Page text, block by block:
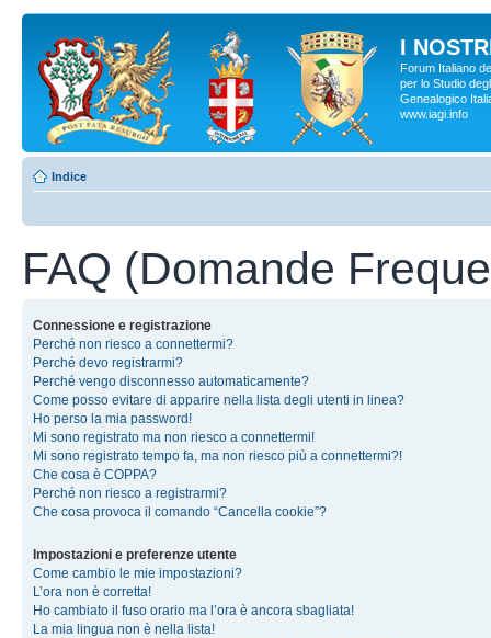
I
Forum Italiano
per lo Studio
Genealogico
www.iagi.info
Indice
FAQ (Domande
Connessione e registrazione
Perché non riesco a connettermi?
Perché devo registrarmi?
Perché vengo disconnesso automaticamente?
Come posso evitare di apparire nella lista degli utenti in linea?
Ho perso la mia password!
Mi sono registrato ma non riesco a connettermi!
Mi sono registrato tempo fa, ma non riesco più a connettermi?!
Che cosa è COPPA?
Perché non riesco a registrarmi?
Che cosa provoca il comando “Cancella cookie”?
Impostazioni e preferenze utente
Come cambio le mie impostazioni?
L’ora non è corretta!
Ho cambiato il fuso orario ma l’ora è ancora sbagliata!
La mia lingua non è nella lista!